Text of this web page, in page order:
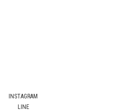
INSTAGRAM
LINE